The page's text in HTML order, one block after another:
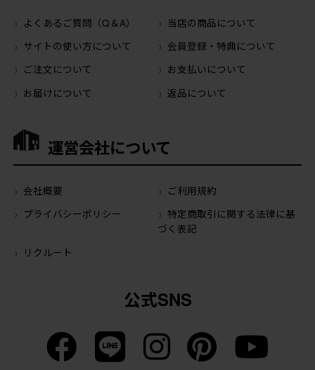
よくあるご質問（Q＆A）
当店の商品について
サイトの使い方について
会員登録・特典について
ご注文について
お支払いについて
お届けについて
返品について
運営会社について
会社概要
ご利用規約
プライバシーポリシー
特定商取引に関する法律に基
づく表記
リクルート
公式SNS